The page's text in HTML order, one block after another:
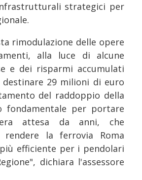
strategici per
rimodulazione delle opere
alla luce di alcune
e dei risparmi accumulati
destinare 29 milioni di euro
del raddoppio della
fondamentale per portare
attesa da anni, che
rendere la ferrovia Roma
efficiente per i pendolari
dichiara l'assessore